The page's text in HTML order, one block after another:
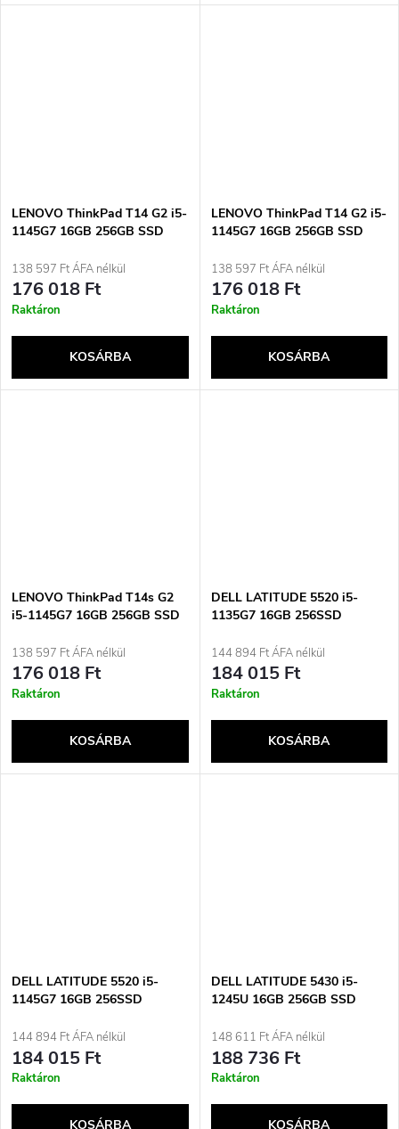
LENOVO ThinkPad T14 G2 i5-
1145G7 16GB 256GB SSD
Használt
138 597 Ft ÁFA nélkül
176 018 Ft
Raktáron
KOSÁRBA
LENOVO ThinkPad T14 G2 i5-
1145G7 16GB 256GB SSD
Használt fém
138 597 Ft ÁFA nélkül
176 018 Ft
Raktáron
KOSÁRBA
LENOVO ThinkPad T14s G2
i5-1145G7 16GB 256GB SSD
Használt
138 597 Ft ÁFA nélkül
176 018 Ft
Raktáron
KOSÁRBA
DELL LATITUDE 5520 i5-
1135G7 16GB 256SSD
Használt
144 894 Ft ÁFA nélkül
184 015 Ft
Raktáron
KOSÁRBA
DELL LATITUDE 5520 i5-
1145G7 16GB 256SSD
Használt
144 894 Ft ÁFA nélkül
184 015 Ft
Raktáron
KOSÁRBA
DELL LATITUDE 5430 i5-
1245U 16GB 256GB SSD
Win11pro Használt
148 611 Ft ÁFA nélkül
188 736 Ft
Raktáron
KOSÁRBA